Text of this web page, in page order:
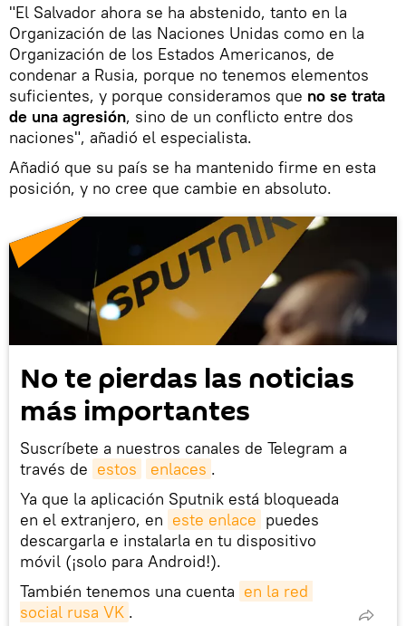
"El Salvador ahora se ha abstenido, tanto en la
Organización de las Naciones Unidas como en la
Organización de los Estados Americanos, de
condenar a Rusia, porque no tenemos elementos
suficientes, y porque consideramos que no se trata
de una agresión, sino de un conflicto entre dos
naciones", añadió el especialista.
Añadió que su país se ha mantenido firme en esta
posición, y no cree que cambie en absoluto.
No te pierdas las noticias
más importantes
Suscríbete a nuestros canales de Telegram a
través de estos enlaces .
Ya que la aplicación Sputnik está bloqueada
en el extranjero, en este enlace puedes
descargarla e instalarla en tu dispositivo
móvil (¡solo para Android!).
También tenemos una cuenta en la red
social rusa VK .